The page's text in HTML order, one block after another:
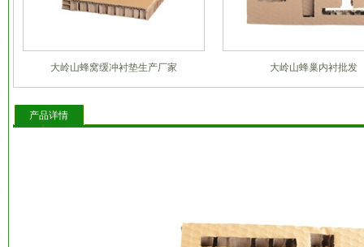
大岭山蜂窝缓冲衬垫生产厂家 大岭山蜂巢内衬批发
产品详情